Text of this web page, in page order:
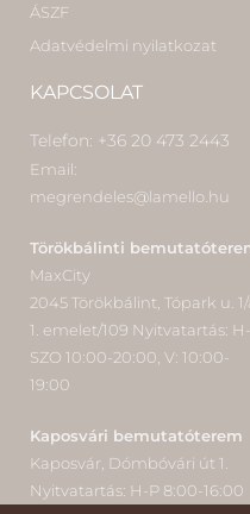
ÁSZF
Adatvédelmi nyilatkozat
KAPCSOLAT
Telefon: +36 20 473 2443
Email:
megrendeles@lamello.hu
Törökbálinti
MaxCity
2045 Törökbálint, Tópark u. 1/
1. emelet/109 Nyitvatartás: H-
SZO 10:00-20:00, V: 10:00-
19:00
Kaposvári bemutatóterem
Kaposvár, Dómbóvári út 1.
Nyitvatartás: H-P 8:00-16:00